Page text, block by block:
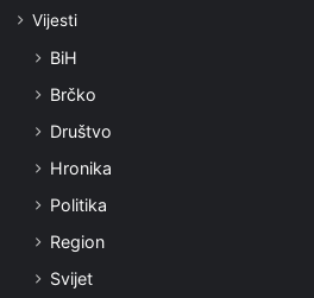
Vijesti
BiH
Brčko
Društvo
Hronika
Politika
Region
Svijet